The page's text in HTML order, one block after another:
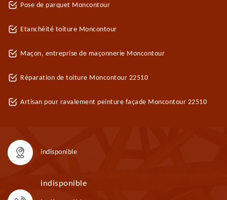
Pose de parquet Moncontour
Etanchéité toiture Moncontour
Maçon, entreprise de maçonnerie Moncontour
Réparation de toiture Moncontour 22510
Artisan pour ravalement peinture façade Moncontour 22510
indisponible
indisponible